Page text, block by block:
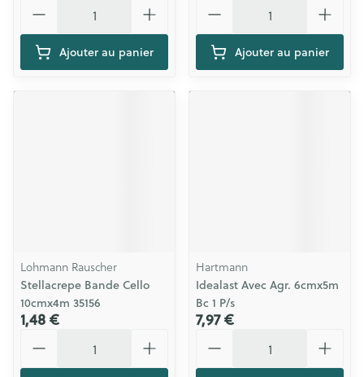
Ajouter au panier Ajouter au panier
Lohmann Rauscher
Stellacrepe Bande Cello
10cmx4m 35156
1,48 €
Hartmann
Idealast Avec Agr. 6cmx5m
Bc 1 P/s
7,97 €